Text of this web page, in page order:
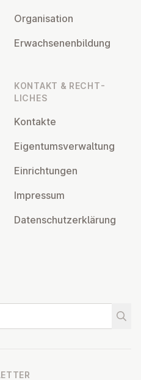
Or­gan­isa­tion
Er­wach­sen­en­bildung
KONTAKT & RECHT­
LICHES
Kontakte
Ei­gentums­ver­wal­tung
Ein­rich­tun­gen
Impressum
Datens­chutzerklärung